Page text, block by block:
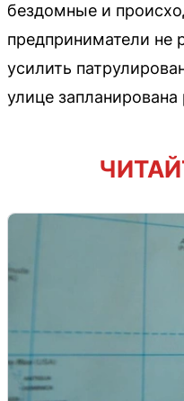
бездомные и
предприниматели не
усилить
улице запланирована